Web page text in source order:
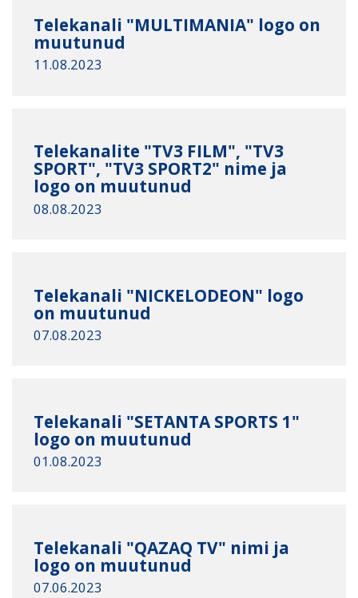
Telekanali "MULTIMANIA" logo on
muutunud
11.08.2023
Telekanalite "TV3 FILM", "TV3
SPORT", "TV3 SPORT2" nime ja
logo on muutunud
08.08.2023
Telekanali "NICKELODEON" logo
on muutunud
07.08.2023
Telekanali "SETANTA SPORTS 1"
logo on muutunud
01.08.2023
Telekanali "QAZAQ TV" nimi ja
logo on muutunud
07.06.2023